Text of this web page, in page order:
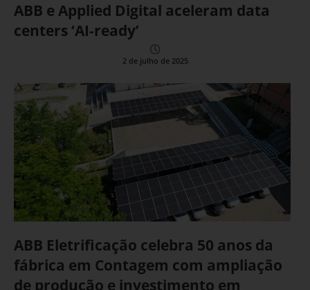
ABB e Applied Digital aceleram data
centers ‘AI-ready’
2 de julho de 2025
ABB Eletrificação celebra 50 anos da
fábrica em Contagem com ampliação
de produção e investimento em